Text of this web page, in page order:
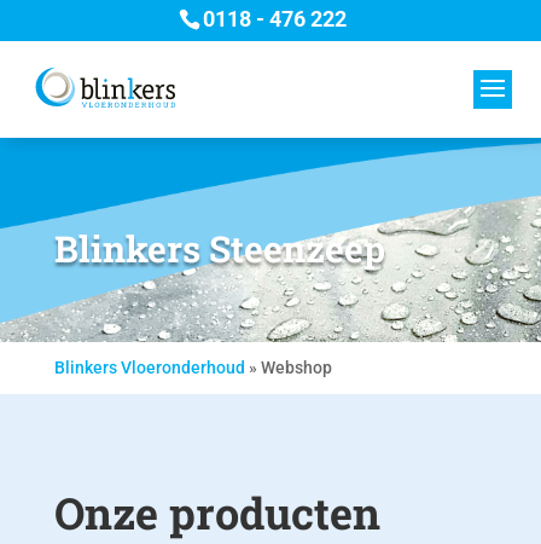
0118 - 476 222
Blinkers Steenzeep
Blinkers Vloeronderhoud » Webshop
Onze producten